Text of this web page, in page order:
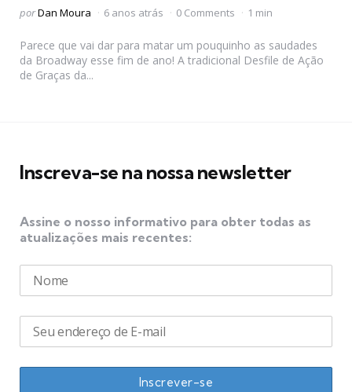
Postado
porDan Moura 6 anos atrás 0 Comments 1 min
Parece que vai dar para matar um pouquinho as saudades
da Broadway esse fim de ano! A tradicional Desfile de Ação
de Graças da...
Inscreva-se na nossa newsletter
Assine o nosso informativo para obter todas as
atualizações mais recentes: